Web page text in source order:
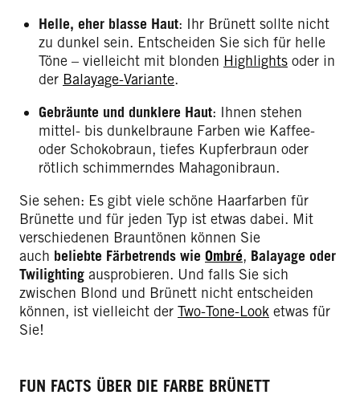
Helle, eher blasse Haut: Ihr Brünett sollte nicht
zu dunkel sein. Entscheiden Sie sich für helle
Töne – vielleicht mit blonden Highlights oder in
der Balayage-Variante.
Gebräunte und dunklere Haut: Ihnen stehen
mittel- bis dunkelbraune Farben wie Kaffee-
oder Schokobraun, tiefes Kupferbraun oder
rötlich schimmerndes Mahagonibraun.
Sie sehen: Es gibt viele schöne Haarfarben für
Brünette und für jeden Typ ist etwas dabei. Mit
verschiedenen Brauntönen können Sie
auch beliebte Färbetrends wie Ombré, Balayage oder
Twilighting ausprobieren. Und falls Sie sich
zwischen Blond und Brünett nicht entscheiden
können, ist vielleicht der Two-Tone-Look etwas für
Sie!
FUN FACTS ÜBER DIE FARBE BRÜNETT